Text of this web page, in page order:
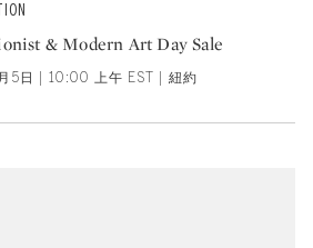
& Modern Art Day Sale
5日 | 10:00 上午 EST | 紐約